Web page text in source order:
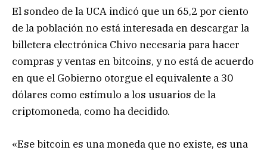
El sondeo de la UCA indicó que un 65,2 por ciento
de la población no está interesada en descargar la
billetera electrónica Chivo necesaria para hacer
compras y ventas en bitcoins, y no está de acuerdo
en que el Gobierno otorgue el equivalente a 30
dólares como estímulo a los usuarios de la
criptomoneda, como ha decidido.
«Ese bitcoin es una moneda que no existe, es una